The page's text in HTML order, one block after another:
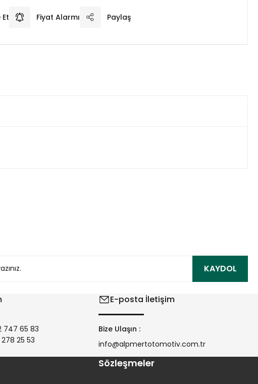
Fiyat Alarmı Paylaş
KAYDOL
747 65 83
278 25 53
E-posta İletişim
Bize Ulaşın :
info@alpmertotomotiv.com.tr
Sözleşmeler